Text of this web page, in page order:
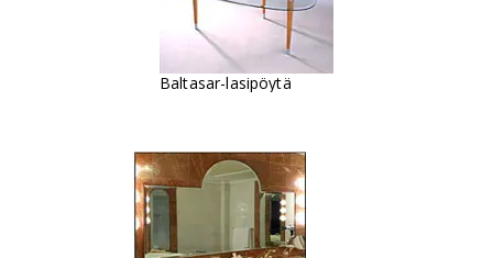
Baltasar-lasipöytä